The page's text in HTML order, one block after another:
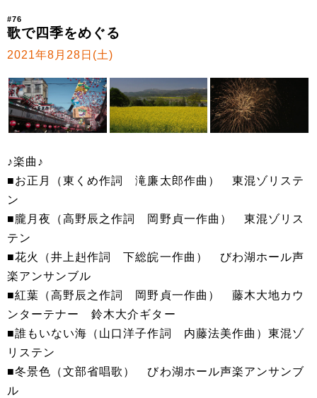
#76
歌で四季をめぐる
2021年8月28日(土)
♪楽曲♪
■お正月（東くめ作詞 滝廉太郎作曲） 東混ゾリステ
ン
■朧月夜（高野辰之作詞 岡野貞一作曲） 東混ゾリス
テン
■花火（井上赳作詞 下総皖一作曲） びわ湖ホール声
楽アンサンブル
■紅葉（高野辰之作詞 岡野貞一作曲） 藤木大地カウ
ンターテナー 鈴木大介ギター
■誰もいない海（山口洋子作詞 内藤法美作曲）東混ゾ
リステン
■冬景色（文部省唱歌） びわ湖ホール声楽アンサンブ
ル